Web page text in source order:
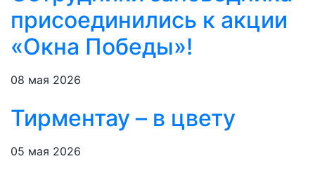
присоединились к акции
«Окна Победы»!
08 мая 2026
Тирментау – в цвету
05 мая 2026